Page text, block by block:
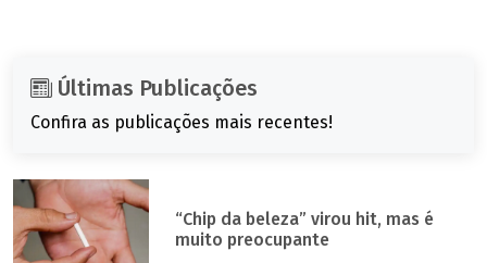
Últimas Publicações
Confira as publicações mais recentes!
“Chip da beleza” virou hit, mas é
muito preocupante